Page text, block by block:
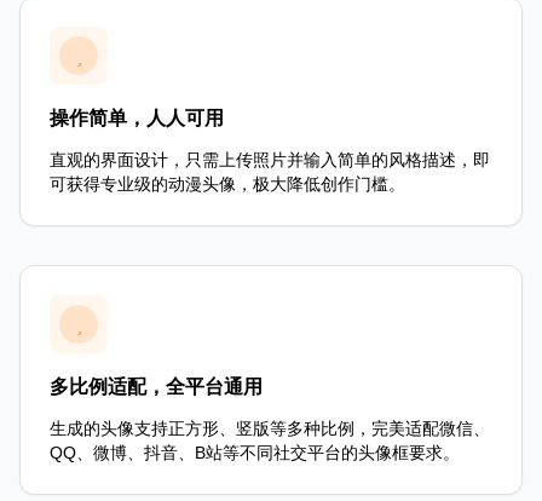
操作简单，人人可用
直观的界面设计，只需上传照片并输入简单的风格描述，即
可获得专业级的动漫头像，极大降低创作门槛。
多比例适配，全平台通用
生成的头像支持正方形、竖版等多种比例，完美适配微信、
QQ、微博、抖音、B站等不同社交平台的头像框要求。